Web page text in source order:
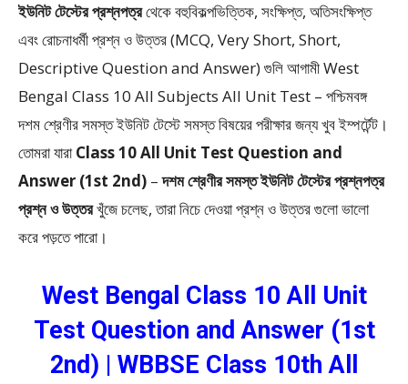
ইউনিট টেস্টের প্রশ্নপত্রথেকেবহুবিকল্পভিত্তিক, সংক্ষিপ্ত, অতিসংক্ষিপ্ত
এবং রোচনাধর্মী প্রশ্ন ও উত্তর (MCQ, Very Short, Short,
Descriptive Question and Answer)গুলি আগামী West
Bengal Class 10 All Subjects All Unit Test – পশ্চিমবঙ্গ
দশম শ্রেণীর সমস্ত ইউনিট টেস্টে সমস্ত বিষয়ের পরীক্ষার জন্য খুব ইম্পর্টেন্ট।
তোমরা যারাClass 10 All Unit Test Question and
Answer (1st 2nd) –দশম শ্রেণীর সমস্ত ইউনিট টেস্টের প্রশ্নপত্র
প্রশ্ন ও উত্তরখুঁজে চলেছ, তারা নিচে দেওয়া প্রশ্ন ও উত্তর গুলো ভালো
করে পড়তে পারো।
West Bengal Class 10 All Unit
Test Question and Answer (1st
2nd) | WBBSE Class 10th All